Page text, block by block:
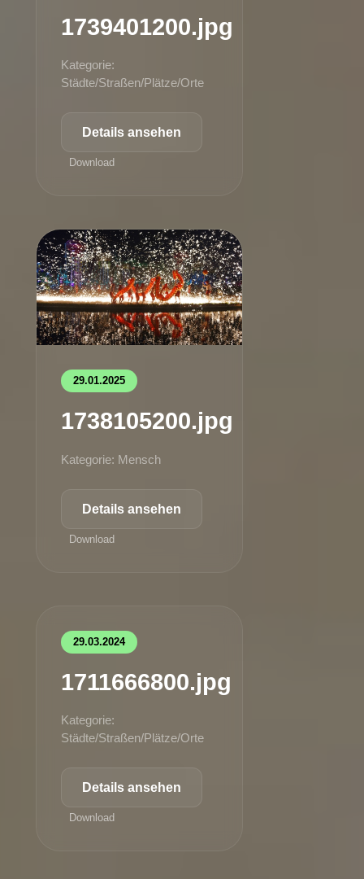
1739401200.jpg
Kategorie:
Städte/Straßen/Plätze/Orte
Details ansehen
Download
29.01.2025
1738105200.jpg
Kategorie: Mensch
Details ansehen
Download
29.03.2024
1711666800.jpg
Kategorie:
Städte/Straßen/Plätze/Orte
Details ansehen
Download